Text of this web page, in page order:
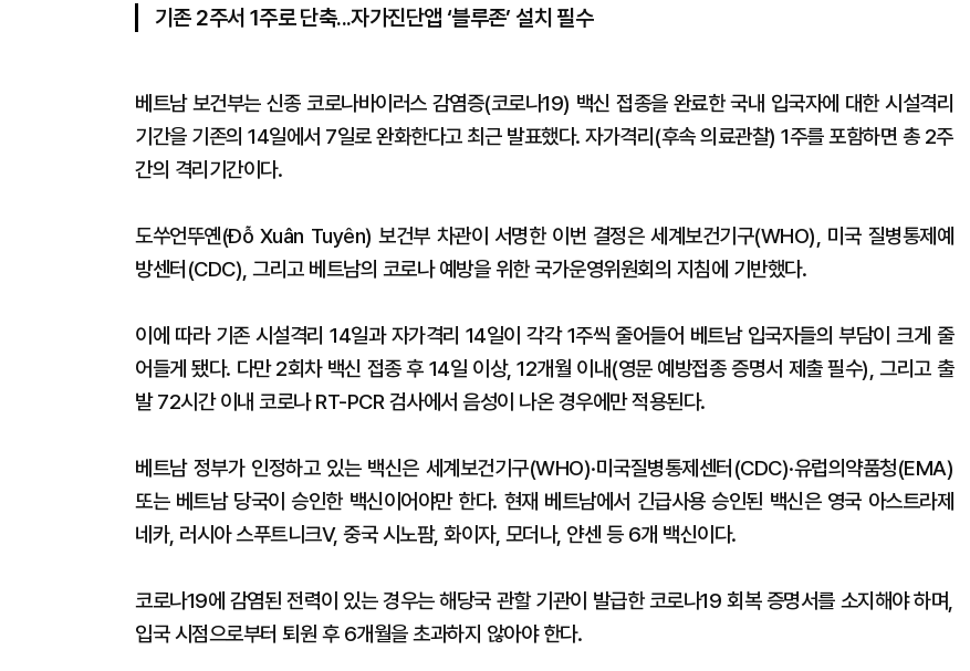
기존 2주서 1주로 단축...자가진단앱 ‘블루존’ 설치 필수
베트남 보건부는 신종 코로나바이러스 감염증(코로나19) 백신 접종을 완료한 국내 입국자에 대한 시설격리
기간을 기존의 14일에서 7일로 완화한다고 최근 발표했다. 자가격리(후속 의료관찰) 1주를 포함하면 총 2주
간의 격리기간이다.
도쑤언뚜옌(Đỗ Xuân Tuyên) 보건부 차관이 서명한 이번 결정은 세계보건기구(WHO), 미국 질병통제예
방센터(CDC), 그리고 베트남의 코로나 예방을 위한 국가운영위원회의 지침에 기반했다.
이에 따라 기존 시설격리 14일과 자가격리 14일이 각각 1주씩 줄어들어 베트남 입국자들의 부담이 크게 줄
어들게 됐다. 다만 2회차 백신 접종 후 14일 이상, 12개월 이내(영문 예방접종 증명서 제출 필수), 그리고 출
발 72시간 이내 코로나 RT-PCR 검사에서 음성이 나온 경우에만 적용된다.
베트남 정부가 인정하고 있는 백신은 세계보건기구(WHO)·미국질병통제센터(CDC)·유럽의약품청(EMA)
또는 베트남 당국이 승인한 백신이어야만 한다. 현재 베트남에서 긴급사용 승인된 백신은 영국 아스트라제
네카, 러시아 스푸트니크V, 중국 시노팜, 화이자, 모더나, 얀센 등 6개 백신이다.
코로나19에 감염된 전력이 있는 경우는 해당국 관할 기관이 발급한 코로나19 회복 증명서를 소지해야 하며,
입국 시점으로부터 퇴원 후 6개월을 초과하지 않아야 한다.